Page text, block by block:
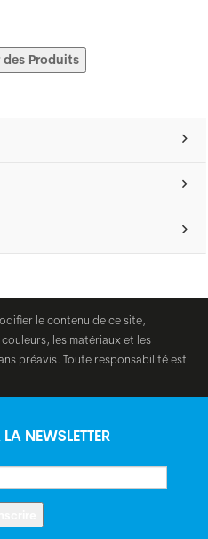
Produits
le contenu de ce site,
les matériaux et les
préavis. Toute responsabilité est
NEWSLETTER